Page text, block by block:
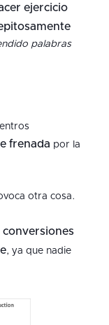
ejercicio
palabras
frenada por la
otra cosa.
, ya que nadie